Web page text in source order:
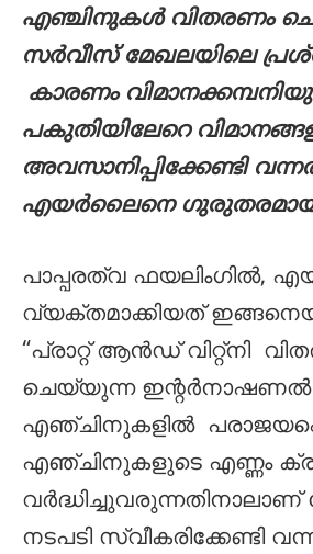
എഞ്ചിനുകൾ വിതരണം
സർവീസ് മേഖലയിലെ
കാരണം
പകുതിയിലേറെ
അവസാനിപ്പിക്കേണ്ടി
എയർലൈനെ ഗുരുതരമായി
പാപ്പരത്വ ഫയലിംഗിൽ,
വ്യക്തമാക്കിയത്
“പ്രാറ്റ് ആൻഡ് വിറ്റ്‌നി
ചെയ്യുന്ന
എഞ്ചിനുകളിൽ
എഞ്ചിനുകളുടെ എണ്ണം
നടപടി സ്വീകരിക്കേണ്ടി